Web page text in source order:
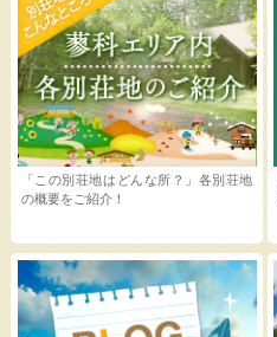
「この別荘地はどんな所？」各別荘地
の概要をご紹介！